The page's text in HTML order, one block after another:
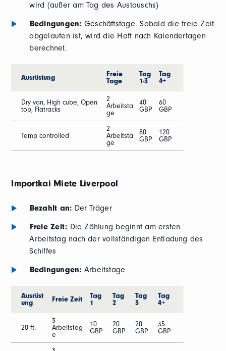
wird (außer am Tag des Austauschs)
Bedingungen: Geschäftstage. Sobald die freie Zeit
abgelaufen ist, wird die Haft nach Kalendertagen
berechnet.
Ausrüstung
Freie
Tage
Tag
1-3
Tag
4+
Dry van, High cube, Open
top, Flatracks
2
Arbeitsta
ge
40
GBP
60
GBP
Temp controlled
2
Arbeitsta
ge
80
GBP
120
GBP
Importkai Miete Liverpool
Bezahlt an: Der Träger
Freie Zeit: Die Zählung beginnt am ersten
Arbeitstag nach der vollständigen Entladung des
Schiffes
Bedingungen: Arbeitstage
Ausrüst
ung
Freie Zeit
Tag
1
Tag
2
Tag
3
Tag
4+
20 ft.
3
Arbeitstag
e
10
GBP
20
GBP
20
GBP
35
GBP